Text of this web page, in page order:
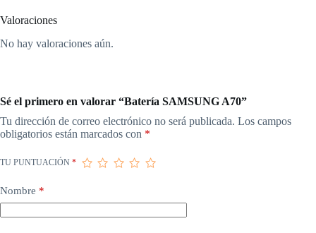
Valoraciones
No hay valoraciones aún.
Sé el primero en valorar “Batería SAMSUNG A70”
Tu dirección de correo electrónico no será publicada. Los campos
obligatorios están marcados con *
TU PUNTUACIÓN *
Nombre *